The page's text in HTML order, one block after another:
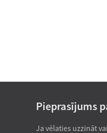
Vienrindas
Pieprasījums
Ja vēlaties uzzināt